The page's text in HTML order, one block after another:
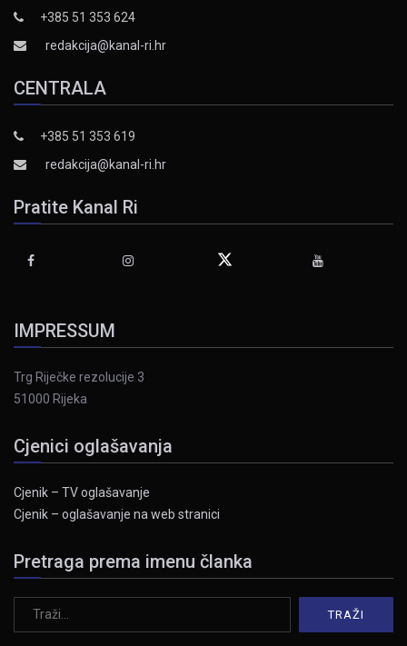
+385 51 353 624
redakcija@kanal-ri.hr
CENTRALA
+385 51 353 619
redakcija@kanal-ri.hr
Pratite Kanal Ri
IMPRESSUM
Trg Riječke rezolucije 3
51000 Rijeka
Cjenici oglašavanja
Cjenik – TV oglašavanje
Cjenik – oglašavanje na web stranici
Pretraga prema imenu članka